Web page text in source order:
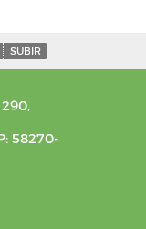
SUBIR
58270-